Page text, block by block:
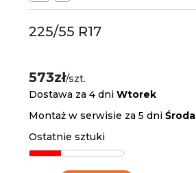
225/55 R17
573zł/szt.
Dostawa za 4 dniWtorek
Montaż w serwisie za 5 dniŚroda
Ostatnie sztuki